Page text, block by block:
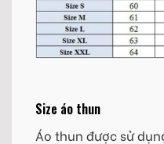
Size áo thun
Áo thun được sử